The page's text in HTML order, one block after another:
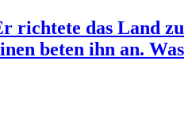
richtete das Land zu
beten ihn an. Was